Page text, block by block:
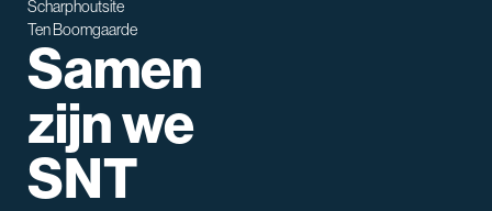
Scharphoutsite
Ten Boomgaarde
Samen
zijn we
SNT